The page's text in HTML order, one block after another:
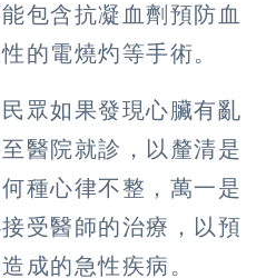
包含抗凝血劑預防血
的電燒灼等手術。
眾如果發現心臟有亂
醫院就診，以釐清是
種心律不整，萬一是
受醫師的治療，以預
成的急性疾病。